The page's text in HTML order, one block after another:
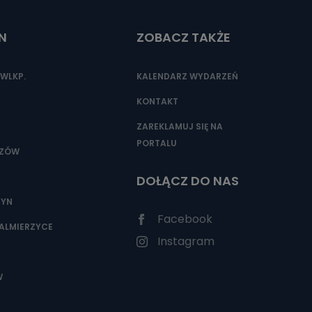
ze
ZOBACZ TAKŻE
KALENDARZ WYDARZEŃ
KONTAKT
ZAREKLAMUJ SIĘ NA
PORTALU
DOŁĄCZ DO NAS
Facebook
Instagram